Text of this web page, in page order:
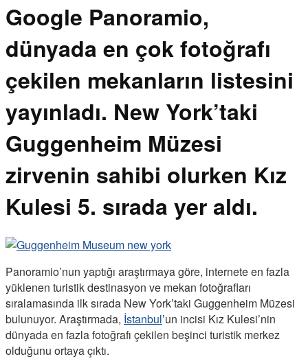
Google Panoramio,
dünyada en çok fotoğrafı
çekilen mekanların listesini
yayınladı. New York’taki
Guggenheim Müzesi
zirvenin sahibi olurken Kız
Kulesi 5. sırada yer aldı.
Panoramio’nun yaptığı araştırmaya göre, internete en fazla
yüklenen turistik destinasyon ve mekan fotoğrafları
sıralamasında ilk sırada New York’taki Guggenheim Müzesi
bulunuyor. Araştırmada, İstanbul’un incisi Kız Kulesi’nin
dünyada en fazla fotoğrafı çekilen beşinci turistik merkez
olduğunu ortaya çıktı.